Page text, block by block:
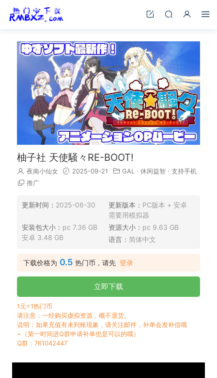
柚子社 天使騒々RE-BOOT!
夜南小仙女 2025-09-21 GAL · 休闲益智 · 支持手机
推广
更新时间： 2025-06-30 更新版本： PC版本 + 安卓
需要用模拟器
安装包大小： pc 7.36 GB
安卓 3.48 GB
资源大小： pc 9.63 GB
语言： 简体中文
下载价格为 0.5 热门币，请先 登录
立即下载
1元=1热门币
请注意：一经购买虚拟资源，概不退货。
说明：如果充值有未到账现象，请关注邮件，补单会发补偿哦
~（第一时间进Q群申请补单也是可以的哦）
Q群：761042447